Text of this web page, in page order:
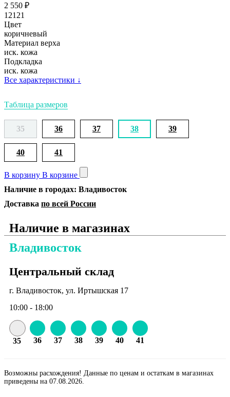
2 550 ₽
12121
Цвет
коричневый
Материал верха
иск. кожа
Подкладка
иск. кожа
Все характеристики ↓
Таблица размеров
35 36 37 38 39
40 41
В корзину В корзине
Наличие в городах: Владивосток
Доставка по всей России
Наличие в магазинах
Владивосток
Центральный склад
г. Владивосток, ул. Иртышская 17
10:00 - 18:00
35 36 37 38 39 40 41
Возможны расхождения! Данные по ценам и остаткам в магазинах
приведены на 07.08.2026.